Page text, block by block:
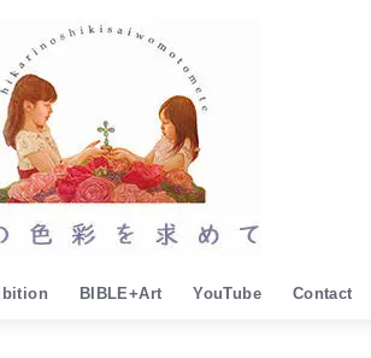
BIBLE+Art YouTube Contact